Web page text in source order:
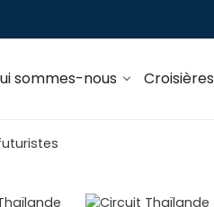
sommes-nous Croisières